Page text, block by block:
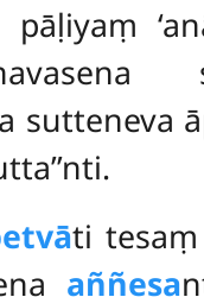
sutteneva
ti
aññesa